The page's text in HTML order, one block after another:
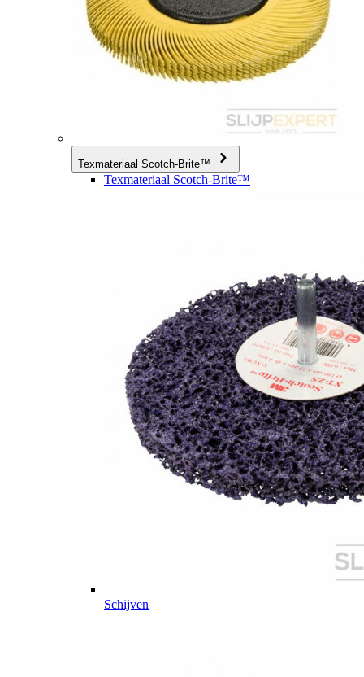
Texmateriaal Scotch-Brite™
Texmateriaal Scotch-Brite™
Schijven